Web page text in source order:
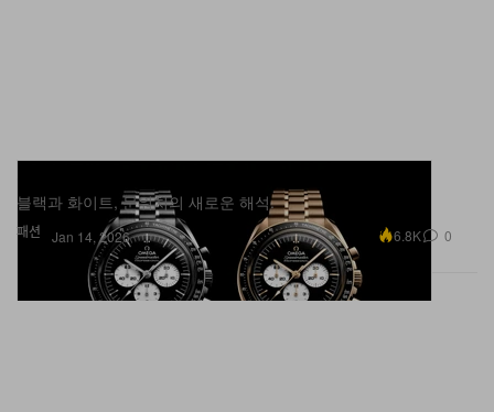
패션
오메가 새로운 스피드마스터 문워치 출시
블랙과 화이트, 문워치의 새로운 해석.
Jan 14, 2026 6.8K 0